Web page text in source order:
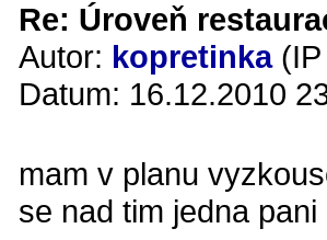
Re: Úroveň
Autor: kopretinka(IP
Datum: 16.12.2010
mam v planu
se nad tim jedna